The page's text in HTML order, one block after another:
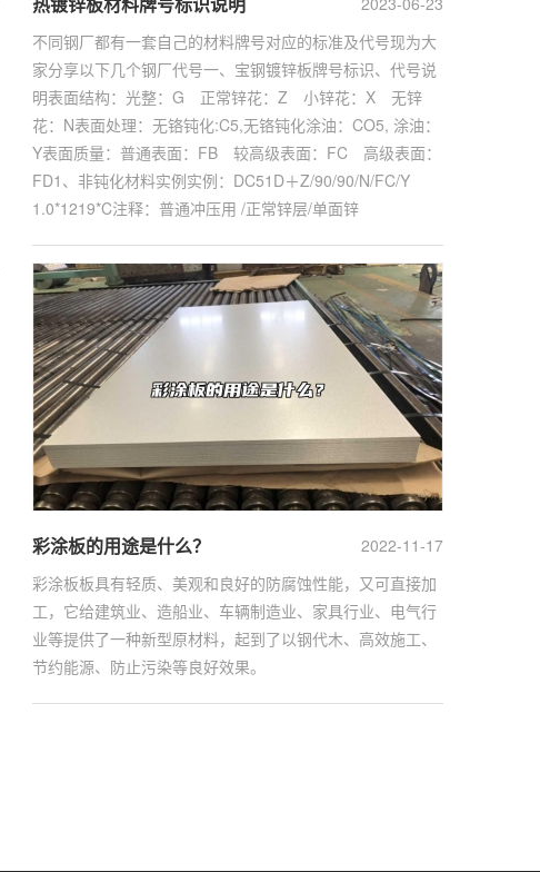
不同钢厂都有一套自己的材料牌号对应的标准及代号现为大
家分享以下几个钢厂代号一、宝钢镀锌板牌号标识、代号说
明表面结构：光整：G 正常锌花：Z 小锌花：X 无锌
花：N表面处理：无铬钝化:C5,无铬钝化涂油：CO5, 涂油：
Y表面质量：普通表面：FB 较高级表面：FC 高级表面：
FD1、非钝化材料实例实例：DC51D＋Z/90/90/N/FC/Y
1.0*1219*C注释：普通冲压用 /正常锌层/单面锌
2022-11-17
彩涂板的用途是什么？
彩涂板板具有轻质、美观和良好的防腐蚀性能，又可直接加
工，它给建筑业、造船业、车辆制造业、家具行业、电气行
业等提供了一种新型原材料，起到了以钢代木、高效施工、
节约能源、防止污染等良好效果。